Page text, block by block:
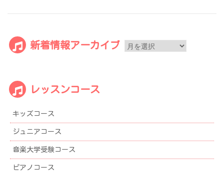
新着情報アーカイブ
新
ブ
レッスンコース
キッズコース
ジュニアコース
音楽大学受験コース
ピアノコース